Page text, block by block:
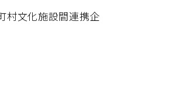
村文化施設間連携企